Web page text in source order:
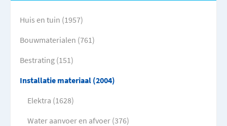
Huis en tuin (1957)
Bouwmaterialen (761)
Bestrating (151)
Installatie materiaal (2004)
Elektra (1628)
Water aanvoer en afvoer (376)